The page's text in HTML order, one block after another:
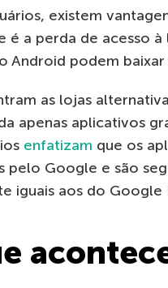
existem
é a perda de acesso
Android podem
as lojas
apenas aplicativos
enfatizam que os
pelo Google e são
iguais aos do Google